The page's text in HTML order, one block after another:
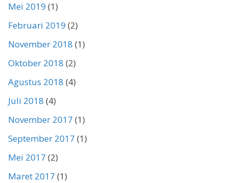
Mei 2019 (1)
Februari 2019 (2)
November 2018 (1)
Oktober 2018 (2)
Agustus 2018 (4)
Juli 2018 (4)
November 2017 (1)
September 2017 (1)
Mei 2017 (2)
Maret 2017 (1)